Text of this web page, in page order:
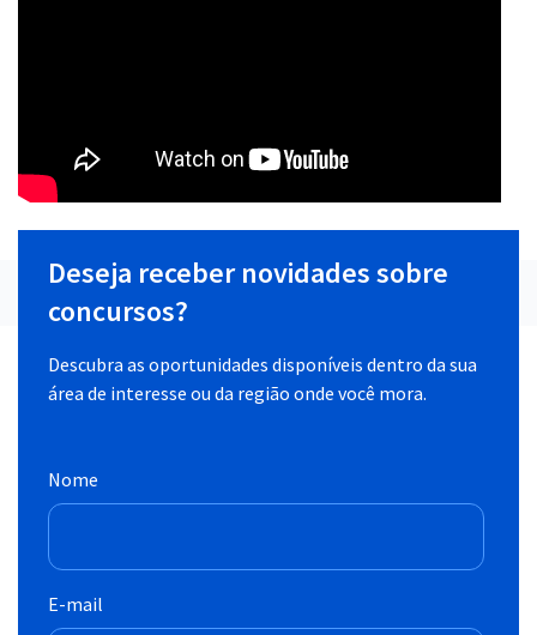
Deseja receber novidades sobre
concursos?
Descubra as oportunidades disponíveis dentro da sua
área de interesse ou da região onde você mora.
Nome
E-mail